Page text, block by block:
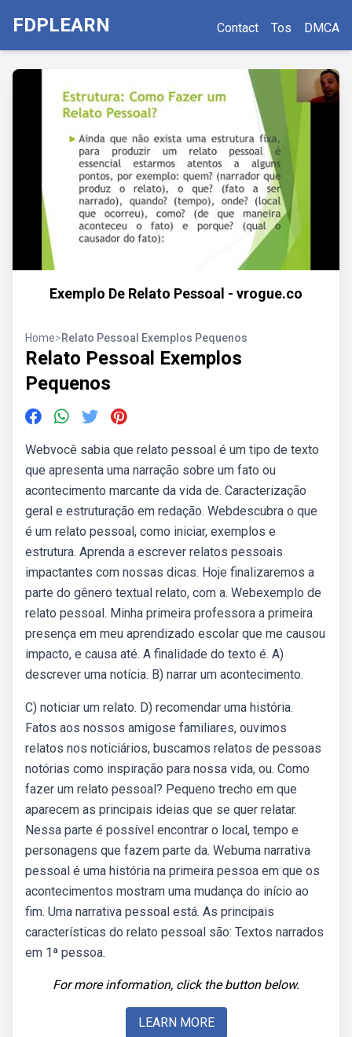
FDPLEARN Contact Tos DMCA
Exemplo De Relato Pessoal - vrogue.co
Home>Relato Pessoal Exemplos Pequenos
Relato Pessoal Exemplos
Pequenos
Webvocê sabia que relato pessoal é um tipo de texto
que apresenta uma narração sobre um fato ou
acontecimento marcante da vida de. Caracterização
geral e estruturação em redação. Webdescubra o que
é um relato pessoal, como iniciar, exemplos e
estrutura. Aprenda a escrever relatos pessoais
impactantes com nossas dicas. Hoje finalizaremos a
parte do gênero textual relato, com a. Webexemplo de
relato pessoal. Minha primeira professora a primeira
presença em meu aprendizado escolar que me causou
impacto, e causa até. A finalidade do texto é. A)
descrever uma notícia. B) narrar um acontecimento.
C) noticiar um relato. D) recomendar uma história.
Fatos aos nossos amigose familiares, ouvimos
relatos nos noticiários, buscamos relatos de pessoas
notórias como inspiração para nossa vida, ou. Como
fazer um relato pessoal? Pequeno trecho em que
aparecem as principais ideias que se quer relatar.
Nessa parte é possível encontrar o local, tempo e
personagens que fazem parte da. Webuma narrativa
pessoal é uma história na primeira pessoa em que os
acontecimentos mostram uma mudança do início ao
fim. Uma narrativa pessoal está. As principais
características do relato pessoal são: Textos narrados
em 1ª pessoa.
For more information, click the button below.
LEARN MORE